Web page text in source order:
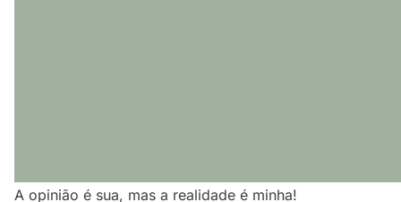
A opinião é sua, mas a realidade é minha!